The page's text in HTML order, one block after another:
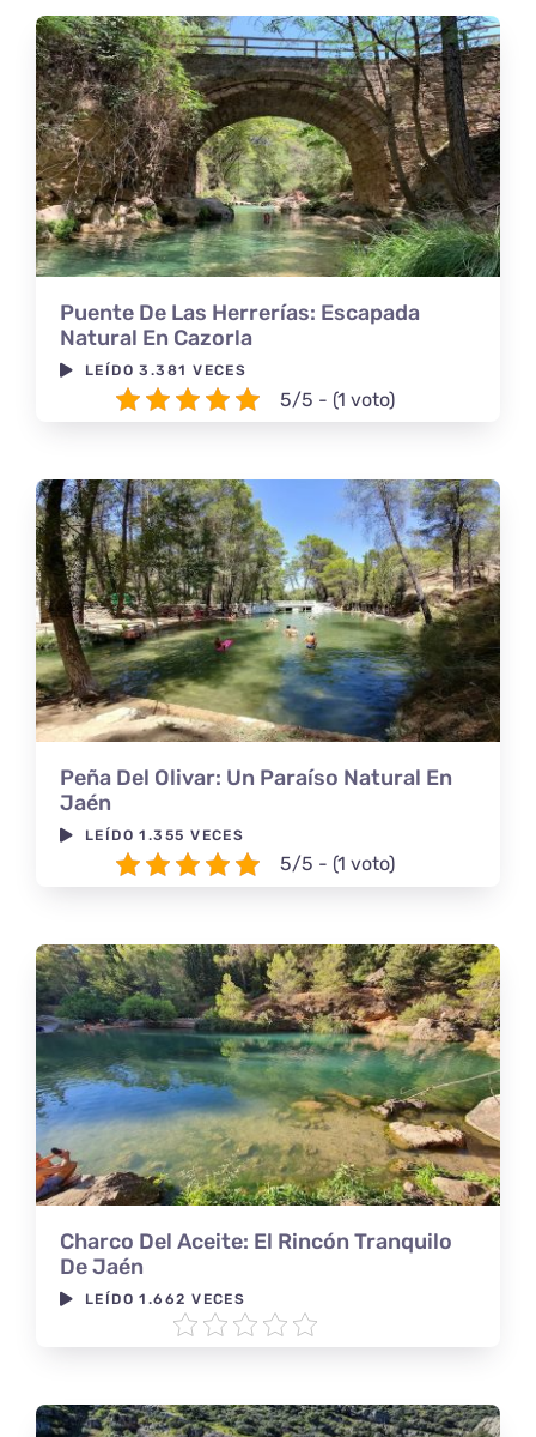
Puente De Las Herrerías: Escapada
Natural En Cazorla
LEÍDO 3.381 VECES
5/5 - (1 voto)
Peña Del Olivar: Un Paraíso Natural En
Jaén
LEÍDO 1.355 VECES
5/5 - (1 voto)
Charco Del Aceite: El Rincón Tranquilo
De Jaén
LEÍDO 1.662 VECES